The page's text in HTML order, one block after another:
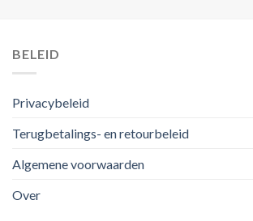
BELEID
Privacybeleid
Terugbetalings- en retourbeleid
Algemene voorwaarden
Over